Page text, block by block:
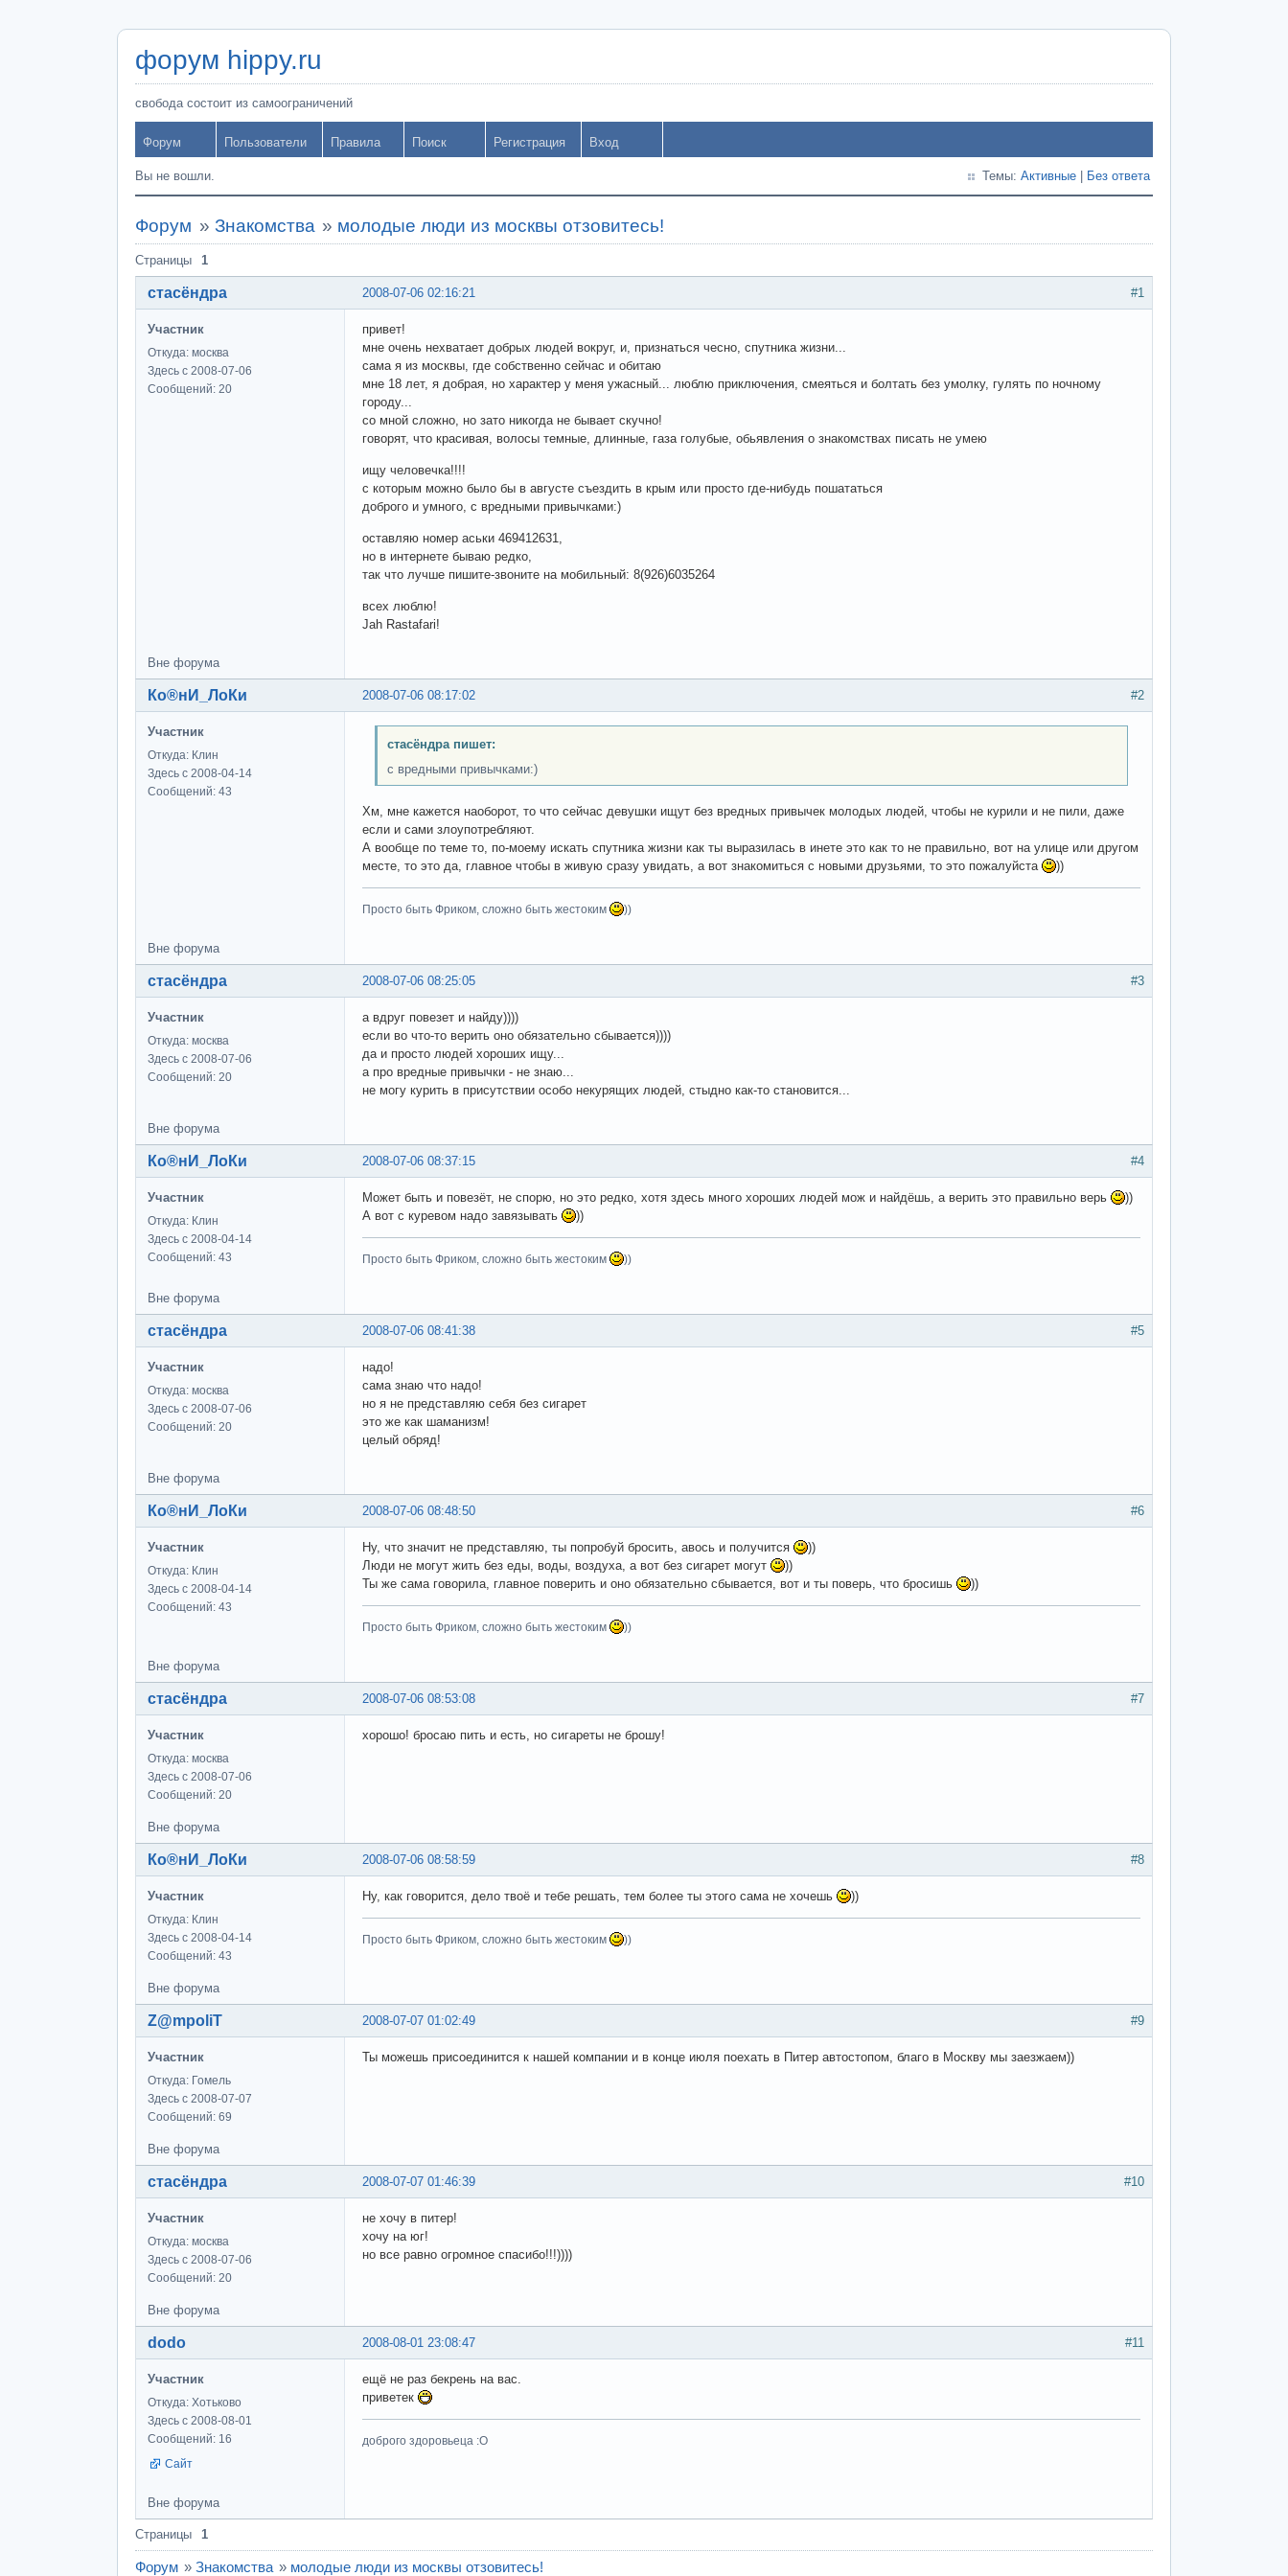
форум hippy.ru
свобода состоит из самоограничений
Форум Пользователи Правила Поиск Регистрация Вход
Вы не вошли. Темы: Активные Без ответа
Форум » Знакомства » молодые люди из москвы отзовитесь!
Страницы 1
#1
2008-07-06 02:16:21
стасёндра
Участник
Откуда: москва
Здесь с 2008-07-06
Сообщений: 20
привет!
мне очень нехватает добрых людей вокруг, и, признаться чесно, спутника жизни...
сама я из москвы, где собственно сейчас и обитаю
мне 18 лет, я добрая, но характер у меня ужасный... люблю приключения, смеяться и болтать без умолку, гулять по ночному
городу...
со мной сложно, но зато никогда не бывает скучно!
говорят, что красивая, волосы темные, длинные, газа голубые, обьявления о знакомствах писать не умею
ищу человечка!!!!
с которым можно было бы в августе съездить в крым или просто где-нибудь пошататься
доброго и умного, с вредными привычками:)
оставляю номер аськи 469412631,
но в интернете бываю редко,
так что лучше пишите-звоните на мобильный: 8(926)6035264
всех люблю!
Jah Rastafari!
Вне форума
#2
2008-07-06 08:17:02
Ко®нИ_ЛоКи
Участник
Откуда: Клин
Здесь с 2008-04-14
Сообщений: 43
стасёндра пишет:
с вредными привычками:)
Хм, мне кажется наоборот, то что сейчас девушки ищут без вредных привычек молодых людей, чтобы не курили и не пили, даже
если и сами злоупотребляют.
А вообще по теме то, по-моему искать спутника жизни как ты выразилась в инете это как то не правильно, вот на улице или другом
месте, то это да, главное чтобы в живую сразу увидать, а вот знакомиться с новыми друзьями, то это пожалуйста
))
Просто быть Фриком, сложно быть жестоким ))
Вне форума
#3
2008-07-06 08:25:05
стасёндра
Участник
Откуда: москва
Здесь с 2008-07-06
Сообщений: 20
а вдруг повезет и найду))))
если во что-то верить оно обязательно сбывается))))
да и просто людей хороших ищу...
а про вредные привычки - не знаю...
не могу курить в присутствии особо некурящих людей, стыдно как-то становится...
Вне форума
#4
2008-07-06 08:37:15
Ко®нИ_ЛоКи
Участник
Откуда: Клин
Здесь с 2008-04-14
Сообщений: 43
Может быть и повезёт, не спорю, но это редко, хотя здесь много хороших людей мож и найдёшь, а верить это правильно верь
))
А вот с куревом надо завязывать
))
Просто быть Фриком, сложно быть жестоким ))
Вне форума
#5
2008-07-06 08:41:38
стасёндра
Участник
Откуда: москва
Здесь с 2008-07-06
Сообщений: 20
надо!
сама знаю что надо!
но я не представляю себя без сигарет
это же как шаманизм!
целый обряд!
Вне форума
#6
2008-07-06 08:48:50
Ко®нИ_ЛоКи
Участник
Откуда: Клин
Здесь с 2008-04-14
Сообщений: 43
Ну, что значит не представляю, ты попробуй бросить, авось и получится
))
Люди не могут жить без еды, воды, воздуха, а вот без сигарет могут
))
Ты же сама говорила, главное поверить и оно обязательно сбывается, вот и ты поверь, что бросишь
))
Просто быть Фриком, сложно быть жестоким ))
Вне форума
#7
2008-07-06 08:53:08
стасёндра
Участник
Откуда: москва
Здесь с 2008-07-06
Сообщений: 20
хорошо! бросаю пить и есть, но сигареты не брошу!
Вне форума
#8
2008-07-06 08:58:59
Ко®нИ_ЛоКи
Участник
Откуда: Клин
Здесь с 2008-04-14
Сообщений: 43
Ну, как говорится, дело твоё и тебе решать, тем более ты этого сама не хочешь ))
Просто быть Фриком, сложно быть жестоким ))
Вне форума
#9
2008-07-07 01:02:49
Z@mpoliT
Участник
Откуда: Гомель
Здесь с 2008-07-07
Сообщений: 69
Ты можешь присоединится к нашей компании и в конце июля поехать в Питер автостопом, благо в Москву мы заезжаем))
Вне форума
#10
2008-07-07 01:46:39
стасёндра
Участник
Откуда: москва
Здесь с 2008-07-06
Сообщений: 20
не хочу в питер!
хочу на юг!
но все равно огромное спасибо!!!))))
Вне форума
#11
2008-08-01 23:08:47
dodo
Участник
Откуда: Хотьково
Здесь с 2008-08-01
Сообщений: 16
Сайт
ещё не раз бекрень на вас.
приветек
доброго здоровьеца :О
Вне форума
Страницы 1
Форум » Знакомства » молодые люди из москвы отзовитесь!